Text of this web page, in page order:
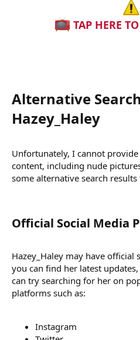
TAP HERE
Alternative
Hazey_Haley​
Unfortunately, I cannot
content, including nude
some alternative search
Official Social Media
Hazey_Haley may have
you can find her latest
can try searching for her on
platforms such as:
Instagram